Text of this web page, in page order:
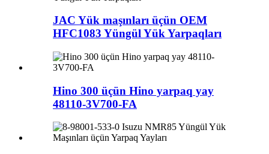
JAC Yük maşınları üçün OEM
HFC1083 Yüngül Yük Yarpaqları
Hino 300 üçün Hino yarpaq yay
48110-3V700-FA